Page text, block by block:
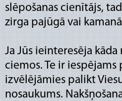
slēpošanas cienītājs,
zirga pajūgā vai
Ja Jūs ieinteresēja
ciemos. Te ir
izvēlējāmies palikt
nosaukums.